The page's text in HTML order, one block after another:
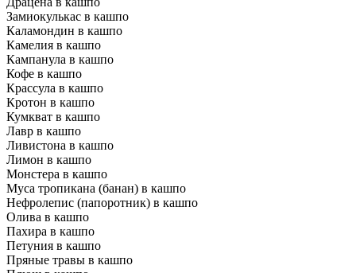
Замиокулькас в кашпо
Каламондин в кашпо
Камелия в кашпо
Кампанула в кашпо
Кофе в кашпо
Крассула в кашпо
Кротон в кашпо
Кумкват в кашпо
Лавр в кашпо
Ливистона в кашпо
Лимон в кашпо
Монстера в кашпо
Муса тропикана (банан) в кашпо
Нефролепис (папоротник) в кашпо
Олива в кашпо
Пахира в кашпо
Петуния в кашпо
Пряные травы в кашпо